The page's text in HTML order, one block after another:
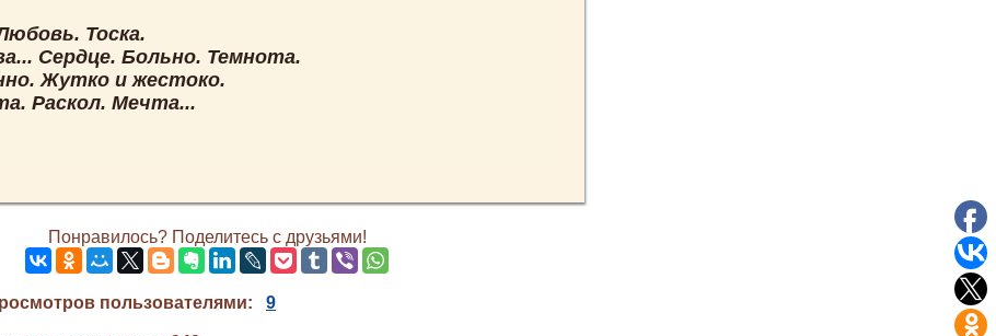
Тоска.
Сердце. Больно. Темнота.
Жутко и жестоко.
Раскол. Мечта...
Понравилось? Поделитесь с друзьями!
пользователями: 9